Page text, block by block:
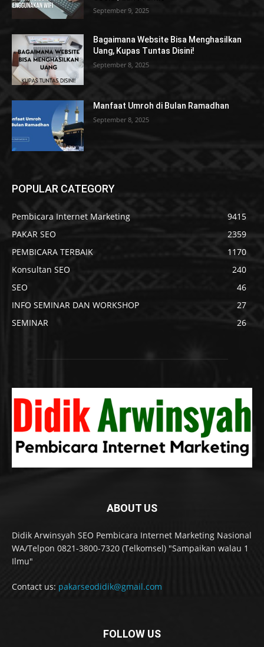
September 9, 2025
Bagaimana Website Bisa Menghasilkan
Uang, Kupas Tuntas Disini!
September 8, 2025
Manfaat Umroh di Bulan Ramadhan
September 8, 2025
POPULAR CATEGORY
Pembicara Internet Marketing
9415
PAKAR SEO
2359
PEMBICARA TERBAIK
1170
Konsultan SEO
240
SEO
46
INFO SEMINAR DAN WORKSHOP
27
SEMINAR
26
ABOUT US
Didik Arwinsyah SEO Pembicara Internet Marketing Nasional
WA/Telpon 0821-3800-7320 (Telkomsel) "Sampaikan walau 1
Ilmu"
Contact us: pakarseodidik@gmail.com
FOLLOW US